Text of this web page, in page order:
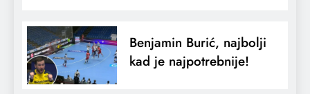
Benjamin Burić, najbolji
kad je najpotrebnije!